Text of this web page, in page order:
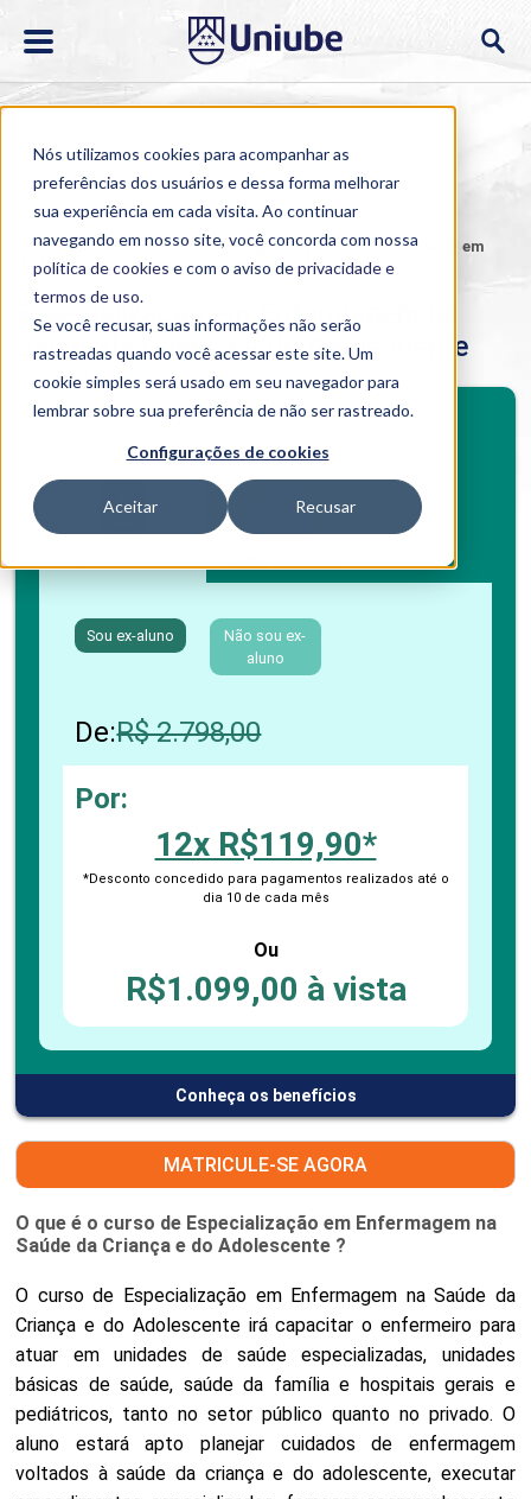
Nós utilizamos cookies para acompanhar as
preferências dos usuários e dessa forma melhorar
sua experiência em cada visita. Ao continuar
navegando em nosso site, você concorda com nossa
política de cookies e com o aviso deprivacidade e
termos de uso.
Se você recusar, suas informações não serão
rastreadas quando você acessar este site. Um
cookie simples será usado em seu navegador para
lembrar sobre sua preferência de não ser rastreado.
Configurações de cookies
Aceitar Recusar
Home > Cursos > EAD > Pós-graduação >Especialização em
Enfermagem na Saúde da Criança e do Adolescente
Especialização em Enfermagem na
Saúde da Criança e do Adolescente
Investimento
Boleto bancário / PIX Cartão de crédito
Sou ex-aluno
Não sou ex-
aluno
De:R$ 2.798,00
Por:
12x R$119,90*
*Desconto concedido para pagamentos realizados até o
dia 10 de cada mês
Ou
R$1.099,00 à vista
Conheça os benefícios
BENEFÍCIOS
Benefícios pós-graduação
MATRICULE-SE AGORA
O que é o curso de Especialização em Enfermagem na
Saúde da Criança e do Adolescente ?
O curso de Especialização em Enfermagem na Saúde da
Criança e do Adolescente irá capacitar o enfermeiro para
atuar em unidades de saúde especializadas, unidades
básicas de saúde, saúde da família e hospitais gerais e
pediátricos, tanto no setor público quanto no privado. O
aluno estará apto planejar cuidados de enfermagem
voltados à saúde da criança e do adolescente, executar